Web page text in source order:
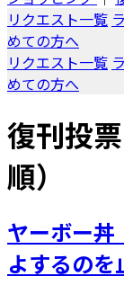
リクエスト一覧
めての方へ
リクエスト一覧
めての方へ
復刊投
順）
ヤーボー
よするの